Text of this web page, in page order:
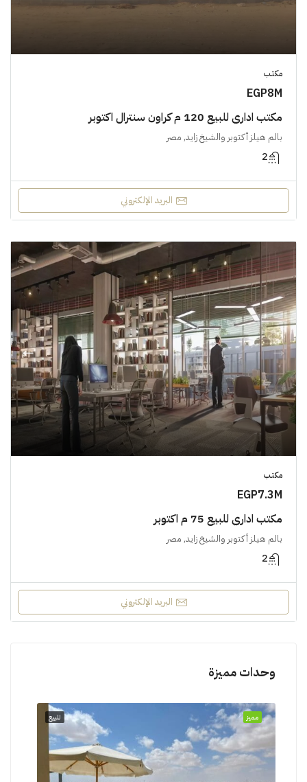
مكتب
EGP8M
مكتب اداري للبيع 120 م كراون سنترال اكتوبر
بالم هيلز أكتوبر والشيخ زايد, مصر
2
البريد الإلكتروني
مكتب
EGP7.3M
مكتب اداري للبيع 75 م اكتوبر
بالم هيلز أكتوبر والشيخ زايد, مصر
2
البريد الإلكتروني
وحدات مميزة
للبيع مميز